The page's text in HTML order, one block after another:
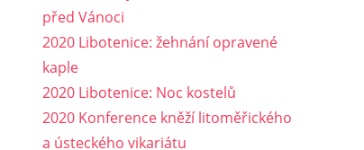
před Vánoci
2020 Libotenice: žehnání opravené
kaple
2020 Libotenice: Noc kostelů
2020 Konference kněží litoměřického
a ústeckého vikariátu